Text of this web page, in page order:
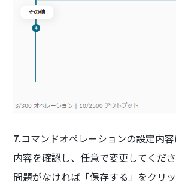
7.コマンドオペレーションの設定内
内容を確認し、任意で変更してくださ
問題がなければ「保存する」をクリ